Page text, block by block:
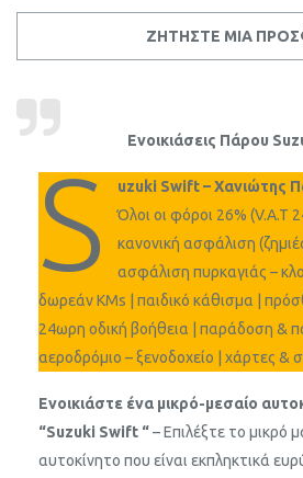
ΖΗΤΗΣΤΕ ΜΙΑ
Ενοικιάσεις Πάρου
S
uzuki Swift – Χανιώτης
Όλοι οι φόροι 26% (V.A.T
κανονική ασφάλιση
ασφάλιση πυρκαγιάς –
δωρεάν KMs | παιδικό κάθισμα |
24ωρη οδική βοήθεια | παράδοση &
αεροδρόμιο – ξενοδοχείο | χάρτες &
Ενοικιάστε ένα μικρό-μεσαίο
“Suzuki Swift “– Επιλέξτε το μικρό
αυτοκίνητο που είναι εκπληκτικά